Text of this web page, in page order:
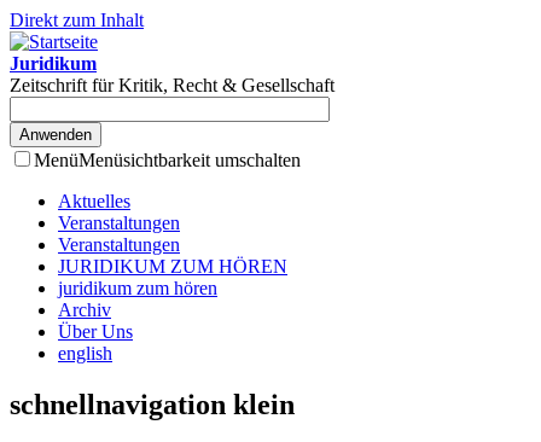
Direkt zum Inhalt
Juridikum
Zeitschrift für Kritik, Recht & Gesellschaft
MenüMenüsichtbarkeit umschalten
Aktuelles
Veranstaltungen
Veranstaltungen
JURIDIKUM ZUM HÖREN
juridikum zum hören
Archiv
Über Uns
english
schnellnavigation klein